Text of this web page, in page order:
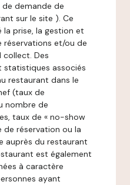
de demande de
sur le site ). Ce
prise, la gestion et
réservations et/ou de
collect. Des
statistiques associés
restaurant dans le
(taux de
nombre de
taux de « no-show
de réservation ou la
auprès du restaurant
est également
à caractère
ayant